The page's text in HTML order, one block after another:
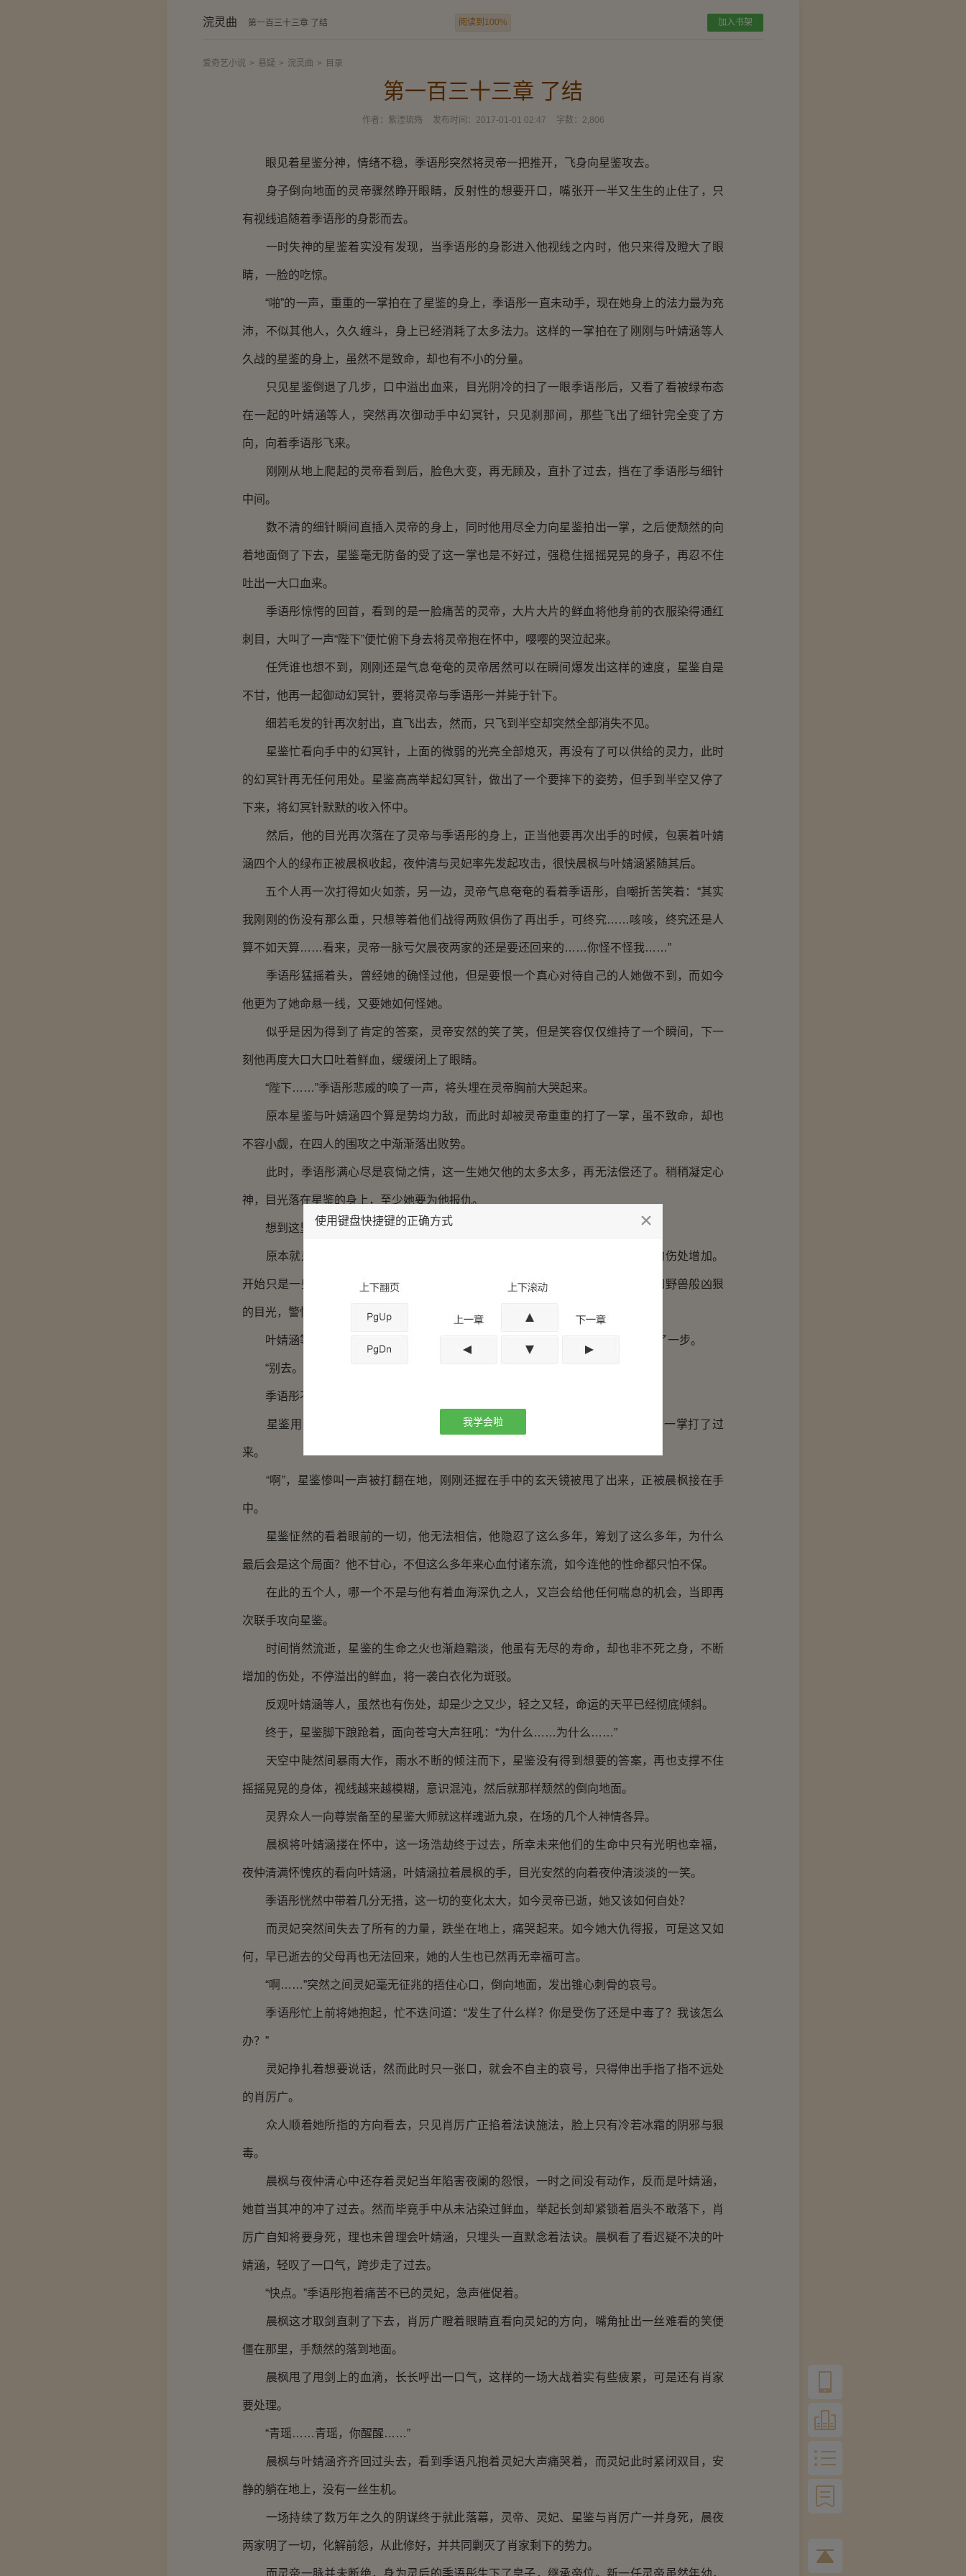
浣灵曲 第一百三十三章 了结 阅读到100% 加入书架
爱奇艺小说 > 悬疑 > 浣灵曲 > 目录
第一百三十三章 了结
作者： 紫湮琉殇 发布时间： 2017-01-01 02:47 字数： 2,806
眼见着星鉴分神，情绪不稳，季语彤突然将灵帝一把推开，飞身向星鉴攻去。
身子倒向地面的灵帝骤然睁开眼睛，反射性的想要开口，嘴张开一半又生生的止住了，只
有视线追随着季语彤的身影而去。
一时失神的星鉴着实没有发现，当季语彤的身影进入他视线之内时，他只来得及瞪大了眼
睛，一脸的吃惊。
“啪”的一声，重重的一掌拍在了星鉴的身上，季语彤一直未动手，现在她身上的法力最为充
沛，不似其他人，久久缠斗，身上已经消耗了太多法力。这样的一掌拍在了刚刚与叶婧涵等人
久战的星鉴的身上，虽然不是致命，却也有不小的分量。
只见星鉴倒退了几步，口中溢出血来，目光阴冷的扫了一眼季语彤后，又看了看被绿布态
在一起的叶婧涵等人，突然再次御动手中幻冥针，只见刹那间，那些飞出了细针完全变了方
向，向着季语彤飞来。
刚刚从地上爬起的灵帝看到后，脸色大变，再无顾及，直扑了过去，挡在了季语彤与细针
中间。
数不清的细针瞬间直插入灵帝的身上，同时他用尽全力向星鉴拍出一掌，之后便颓然的向
着地面倒了下去，星鉴毫无防备的受了这一掌也是不好过，强稳住摇摇晃晃的身子，再忍不住
吐出一大口血来。
季语彤惊愕的回首，看到的是一脸痛苦的灵帝，大片大片的鲜血将他身前的衣服染得通红
刺目，大叫了一声“陛下”便忙俯下身去将灵帝抱在怀中，嘤嘤的哭泣起来。
任凭谁也想不到，刚刚还是气息奄奄的灵帝居然可以在瞬间爆发出这样的速度，星鉴自是
不甘，他再一起御动幻冥针，要将灵帝与季语彤一并毙于针下。
细若毛发的针再次射出，直飞出去，然而，只飞到半空却突然全部消失不见。
星鉴忙看向手中的幻冥针，上面的微弱的光亮全部熄灭，再没有了可以供给的灵力，此时
的幻冥针再无任何用处。星鉴高高举起幻冥针，做出了一个要摔下的姿势，但手到半空又停了
下来，将幻冥针默默的收入怀中。
然后，他的目光再次落在了灵帝与季语彤的身上，正当他要再次出手的时候，包裹着叶婧
涵四个人的绿布正被晨枫收起，夜仲清与灵妃率先发起攻击，很快晨枫与叶婧涵紧随其后。
五个人再一次打得如火如荼，另一边，灵帝气息奄奄的看着季语彤，自嘲折苦笑着：“其实
我刚刚的伤没有那么重，只想等着他们战得两败俱伤了再出手，可终究……咳咳，终究还是人
算不如天算……看来，灵帝一脉亏欠晨夜两家的还是要还回来的……你怪不怪我……”
季语彤猛摇着头，曾经她的确怪过他，但是要恨一个真心对待自己的人她做不到，而如今
他更为了她命悬一线，又要她如何怪她。
似乎是因为得到了肯定的答案，灵帝安然的笑了笑，但是笑容仅仅维持了一个瞬间，下一
刻他再度大口大口吐着鲜血，缓缓闭上了眼睛。
“陛下……”季语彤悲戚的唤了一声，将头埋在灵帝胸前大哭起来。
原本星鉴与叶婧涵四个算是势均力敌，而此时却被灵帝重重的打了一掌，虽不致命，却也
不容小觑，在四人的围攻之中渐渐落出败势。
此时，季语彤满心尽是哀恸之情，这一生她欠他的太多太多，再无法偿还了。稍稍凝定心
神，目光落在星鉴的身上，至少她要为他报仇。
想到这里，季语彤猛的站起身来，冲入战局。
原本就是强弩之末的星鉴在巨大的压力之下更加的左支右绌，身上不断有新的伤处增加。
开始只是一些小的轻的伤，渐渐变得越来越重，直至最后他半跪在地上，眼中犹如野兽般凶狠
的目光，警惕的看着将他围在中间的五个人。
叶婧涵等人都停止了攻击，但依然摆出了随时进攻的姿势，唯有季语彤向前迈了一步。
“别去。”灵妃一把抓住了她，“再等一下。”
季语彤不解的回头看了一眼灵妃，停下了脚步。
星鉴用手捂住胸口，突然之间把手伸入怀中，然而，还未待他得手，晨枫便一掌打了过
来。
“啊”，星鉴惨叫一声被打翻在地，刚刚还握在手中的玄天镜被甩了出来，正被晨枫接在手
中。
星鉴怔然的看着眼前的一切，他无法相信，他隐忍了这么多年，筹划了这么多年，为什么
最后会是这个局面？他不甘心，不但这么多年来心血付诸东流，如今连他的性命都只怕不保。
在此的五个人，哪一个不是与他有着血海深仇之人，又岂会给他任何喘息的机会，当即再
次联手攻向星鉴。
时间悄然流逝，星鉴的生命之火也渐趋黯淡，他虽有无尽的寿命，却也非不死之身，不断
增加的伤处，不停溢出的鲜血，将一袭白衣化为斑驳。
反观叶婧涵等人，虽然也有伤处，却是少之又少，轻之又轻，命运的天平已经彻底倾斜。
终于，星鉴脚下踉跄着，面向苍穹大声狂吼：“为什么……为什么……”
天空中陡然间暴雨大作，雨水不断的倾注而下，星鉴没有得到想要的答案，再也支撑不住
摇摇晃晃的身体，视线越来越模糊，意识混沌，然后就那样颓然的倒向地面。
灵界众人一向尊崇备至的星鉴大师就这样魂逝九泉，在场的几个人神情各异。
晨枫将叶婧涵搂在怀中，这一场浩劫终于过去，所幸未来他们的生命中只有光明也幸福，
夜仲清满怀愧疚的看向叶婧涵，叶婧涵拉着晨枫的手，目光安然的向着夜仲清淡淡的一笑。
季语彤恍然中带着几分无措，这一切的变化太大，如今灵帝已逝，她又该如何自处？
而灵妃突然间失去了所有的力量，跌坐在地上，痛哭起来。如今她大仇得报，可是这又如
何，早已逝去的父母再也无法回来，她的人生也已然再无幸福可言。
“啊……”突然之间灵妃毫无征兆的捂住心口，倒向地面，发出锥心刺骨的哀号。
季语彤忙上前将她抱起，忙不迭问道：“发生了什么样？你是受伤了还是中毒了？我该怎么
办？”
灵妃挣扎着想要说话，然而此时只一张口，就会不自主的哀号，只得伸出手指了指不远处
的肖厉广。
众人顺着她所指的方向看去，只见肖厉广正掐着法诀施法，脸上只有冷若冰霜的阴邪与狠
毒。
晨枫与夜仲清心中还存着灵妃当年陷害夜阑的怨恨，一时之间没有动作，反而是叶婧涵，
她首当其冲的冲了过去。然而毕竟手中从未沾染过鲜血，举起长剑却紧锁着眉头不敢落下，肖
厉广自知将要身死，理也未曾理会叶婧涵，只埋头一直默念着法诀。晨枫看了看迟疑不决的叶
婧涵，轻叹了一口气，跨步走了过去。
“快点。”季语彤抱着痛苦不已的灵妃，急声催促着。
晨枫这才取剑直刺了下去，肖厉广瞪着眼睛直看向灵妃的方向，嘴角扯出一丝难看的笑便
僵在那里，手颓然的落到地面。
晨枫甩了甩剑上的血滴，长长呼出一口气，这样的一场大战着实有些疲累，可是还有肖家
要处理。
“青瑶……青瑶，你醒醒……”
晨枫与叶婧涵齐齐回过头去，看到季语凡抱着灵妃大声痛哭着，而灵妃此时紧闭双目，安
静的躺在地上，没有一丝生机。
一场持续了数万年之久的阴谋终于就此落幕，灵帝、灵妃、星鉴与肖厉广一并身死，晨夜
两家明了一切，化解前怨，从此修好，并共同剿灭了肖家剩下的势力。
而灵帝一脉并未断绝，身为灵后的季语彤生下了皇子，继承帝位。新一任灵帝虽然年幼，
使用键盘快捷键的正确方式
我学会啦